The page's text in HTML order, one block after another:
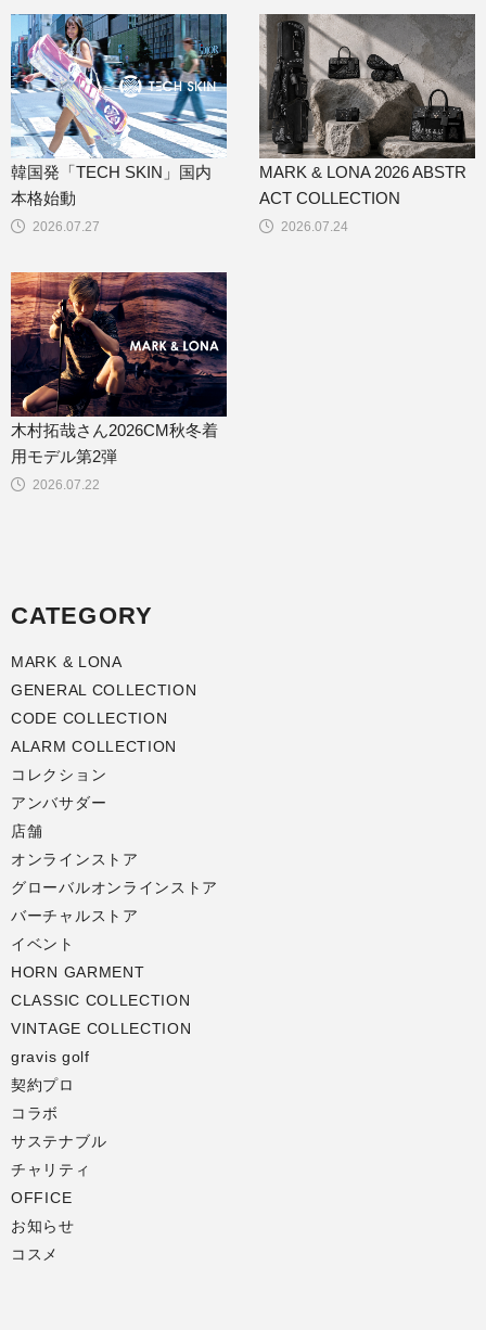
2026.07.27
韓国発「TECH SKIN」国内
本格始動
2026.07.24
MARK & LONA 2026 ABSTR
ACT COLLECTION
2026.07.22
木村拓哉さん2026CM秋冬着
用モデル第2弾
CATEGORY
MARK & LONA
GENERAL COLLECTION
CODE COLLECTION
ALARM COLLECTION
コレクション
アンバサダー
店舗
オンラインストア
グローバルオンラインストア
バーチャルストア
イベント
HORN GARMENT
CLASSIC COLLECTION
VINTAGE COLLECTION
gravis golf
契約プロ
コラボ
サステナブル
チャリティ
OFFICE
お知らせ
コスメ